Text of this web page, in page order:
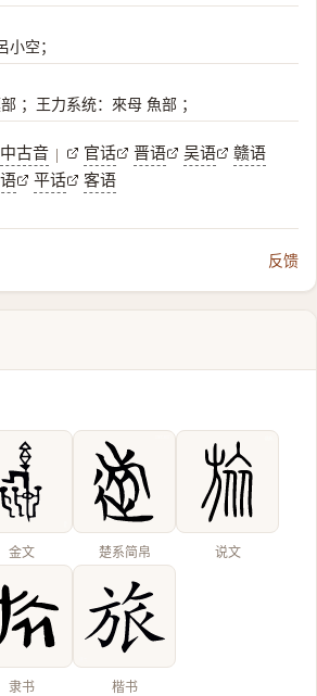
空；
；王力系统：來母 魚部 ；
中古音 | 官话 晋语 吴语
赣语
平话 客语
反馈
金文 楚系简帛 说文
隶书 楷书